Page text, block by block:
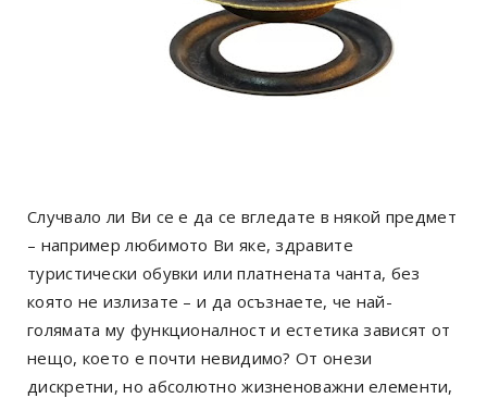
Случвало ли Ви се е да се вгледате в някой предмет
– например любимото Ви яке, здравите
туристически обувки или платнената чанта, без
която не излизате – и да осъзнаете, че най-
голямата му функционалност и естетика зависят от
нещо, което е почти невидимо? От онези
дискретни, но абсолютно жизненоважни елементи,